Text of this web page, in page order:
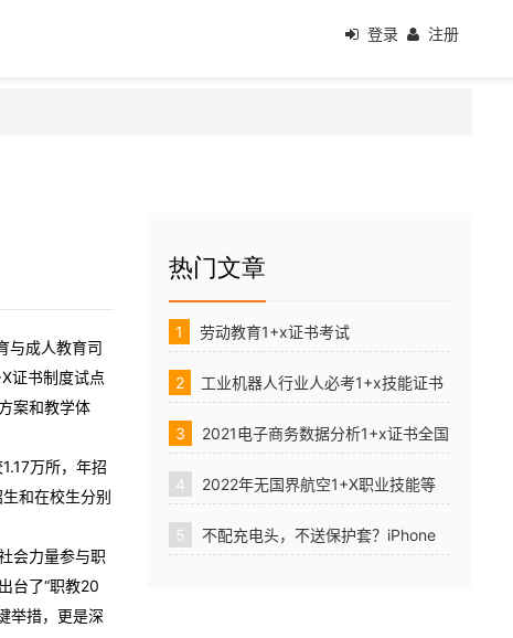
登录 注册
与成人教育司
证书制度试点
案和教学体
万所，年招
和在校生分别
会力量参与职
台了“职教20
举措，更是深
热门文章
1 劳动教育1+x证书考试
2 工业机器人行业人必考1+x技能证书
3 2021电子商务数据分析1+x证书全国
统考报名方式详解
4 2022年无国界航空1+X职业技能等
级证书院校申报流程公布
5 不配充电头，不送保护套？iPhone